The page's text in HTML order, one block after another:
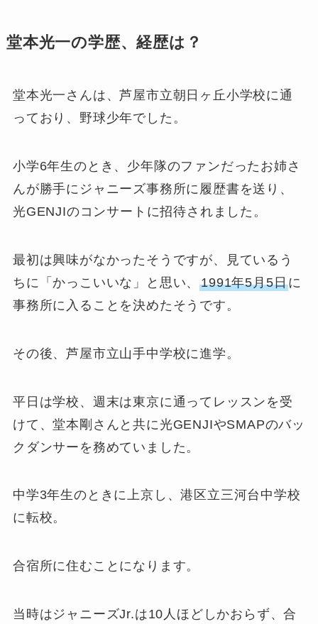
堂本光一の学歴、経歴は？
堂本光一さんは、芦屋市立朝日ヶ丘小学校に通
っており、野球少年でした。
小学6年生のとき、少年隊のファンだったお姉さ
んが勝手にジャニーズ事務所に履歴書を送り、
光GENJIのコンサートに招待されました。
最初は興味がなかったそうですが、見ているう
ちに「かっこいいな」と思い、1991年5月5日に
事務所に入ることを決めたそうです。
その後、芦屋市立山手中学校に進学。
平日は学校、週末は東京に通ってレッスンを受
けて、堂本剛さんと共に光GENJIやSMAPのバッ
クダンサーを務めていました。
中学3年生のときに上京し、港区立三河台中学校
に転校。
合宿所に住むことになります。
当時はジャニーズJr.は10人ほどしかおらず、合